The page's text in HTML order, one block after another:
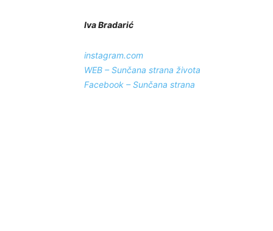
Iva Bradarić
instagram.com
WEB – Sunčana strana života
Facebook – Sunčana strana